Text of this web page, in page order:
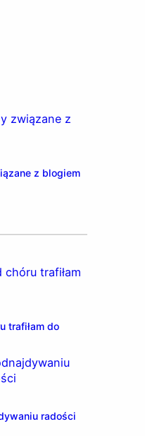
z blogiem
trafiłam do
radości